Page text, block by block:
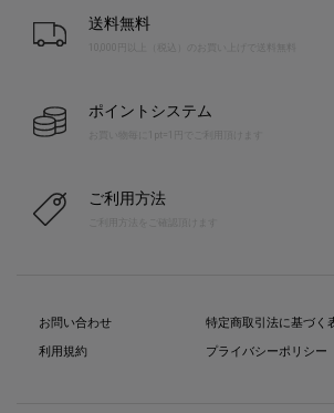
送料無料
10,000円以上（税込）のお買い上げで送料無料
ポイントシステム
お買い物毎に1pt=1円でご利用頂けます
ご利用方法
お問い合わせ
利用規約
特定商取引法に基づく
プライバシーポリシー